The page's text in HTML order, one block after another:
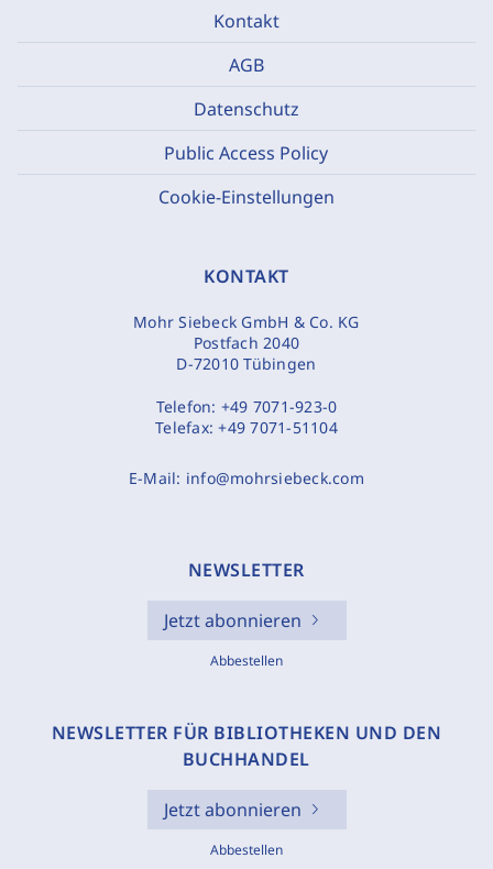
Kontakt
AGB
Datenschutz
Public Access Policy
Cookie-Einstellungen
KONTAKT
Mohr Siebeck GmbH & Co. KG
Postfach 2040
D-72010 Tübingen
Telefon: +49 7071-923-0
Telefax:+49 7071-51104
E-Mail: info@mohrsiebeck.com
NEWSLETTER
Jetzt abonnieren
Abbestellen
NEWSLETTER FÜR BIBLIOTHEKEN UND DEN
BUCHHANDEL
Jetzt abonnieren
Abbestellen